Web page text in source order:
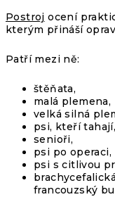
Postroj ocení
kterým přináší
Patří mezi ně:
štěňata,
malá plemena,
velká silná
psi, kteří tahají,
senioři,
psi po operaci,
psi s citlivou
francouzský